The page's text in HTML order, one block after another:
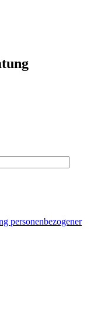
personenbezogener